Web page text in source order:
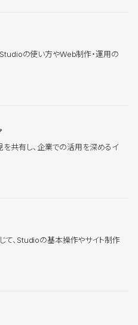
の使い方やWeb制作・運用の
共有し、企業での活用を深めるイ
て、Studioの基本操作やサイト制作